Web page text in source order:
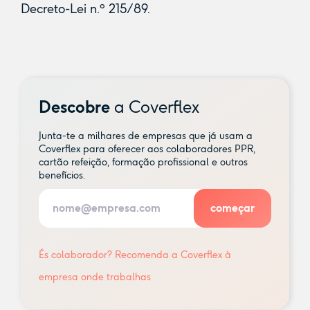
Decreto-Lei n.º 215/89.
Descobrea Coverflex
Junta-te a milhares de empresas que já usam a
Coverflex para oferecer aos colaboradores PPR,
cartão refeição, formação profissional e outros
benefícios.
És colaborador? Recomenda a Coverflex à
empresa onde trabalhas